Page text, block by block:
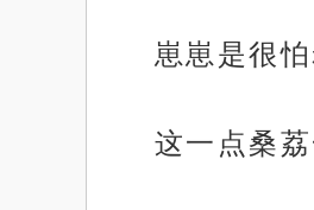
崽崽是很怕
这一点桑荔